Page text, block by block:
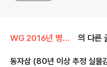
WG 2016년 병신년 기록 의 다른
동자삼 (80년 이상 추정 실물